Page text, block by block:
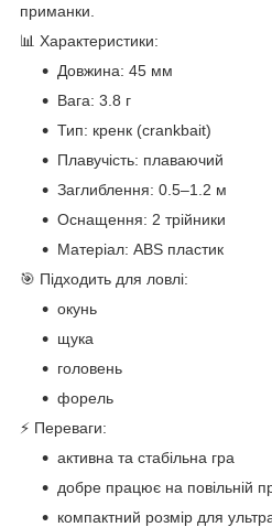
приманки.
📊 Характеристики:
Довжина: 45 мм
Вага: 3.8 г
Тип: кренк (crankbait)
Плавучість: плаваючий
Заглиблення: 0.5–1.2 м
Оснащення: 2 трійники
Матеріал: ABS пластик
🎯 Підходить для ловлі:
окунь
щука
головень
форель
⚡ Переваги:
активна та стабільна гра
добре працює на повільній
компактний розмір для